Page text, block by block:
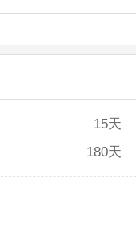
15天
180天